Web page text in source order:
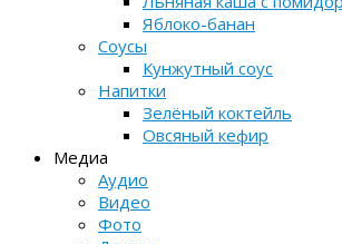
Яблоко-банан
Соусы
Кунжутный соус
Напитки
Зелёный коктейль
Овсяный кефир
Медиа
Аудио
Видео
Фото